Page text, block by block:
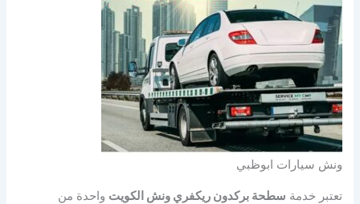
ونش سيارات ابوظبي
تعتبر خدمة سطحة بركدون ريكفري ونش الكويت واحدة من